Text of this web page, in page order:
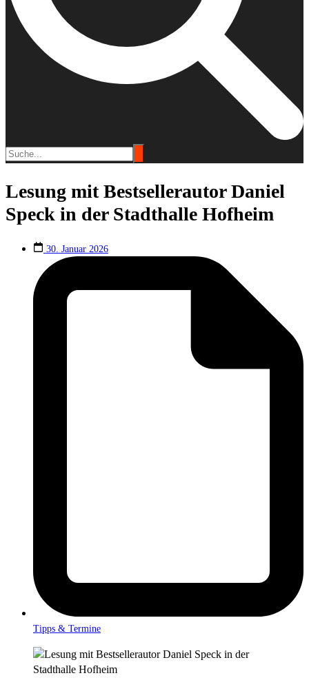
Lesung mit Bestsellerautor Daniel
Speck in der Stadthalle Hofheim
30. Januar 2026
Tipps & Termine